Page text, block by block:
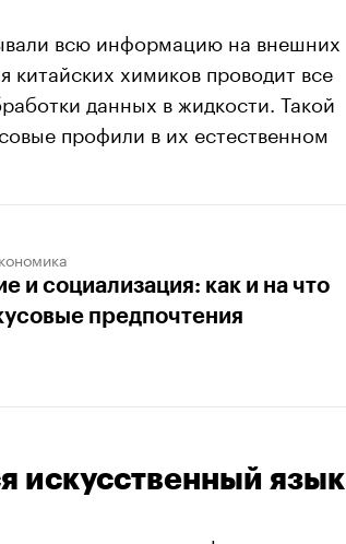
всю информацию на внешних
китайских химиков проводит все
данных в жидкости. Такой
профили в их естественном
и социализация: как и на что
предпочтения
искусственный язык